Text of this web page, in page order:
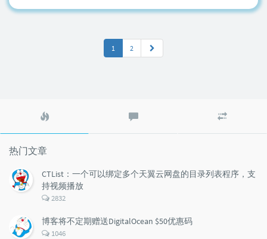
1 2
文
评
文
热门文章
CTList：一个可以绑定多个天翼云网盘的目录列表程序，支
持视频播放
评
数：
2832
博客将不定期赠送DigitalOcean $50优惠码
评
1046